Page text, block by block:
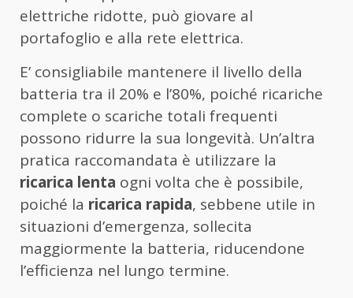
elettriche ridotte, può giovare al
portafoglio e alla rete elettrica.
E’ consigliabile mantenere il livello della
batteria tra il 20% e l’80%, poiché ricariche
complete o scariche totali frequenti
possono ridurre la sua longevità. Un’altra
pratica raccomandata è utilizzare la
ricarica lenta ogni volta che è possibile,
poiché la ricarica rapida, sebbene utile in
situazioni d’emergenza, sollecita
maggiormente la batteria, riducendone
l’efficienza nel lungo termine.